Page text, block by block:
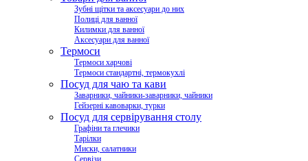
Зубні щітки та аксесуари до них
Полиці для ванної
Килимки для ванної
Аксесуари для ванної
Термоси
Термоси харчові
Термоси стандартні, термокухлі
Посуд для чаю та кави
Заварники, чайники-заварники, чайники
Гейзерні кавоварки, турки
Посуд для сервірування столу
Графіни та глечики
Тарілки
Миски, салатники
Сервізи